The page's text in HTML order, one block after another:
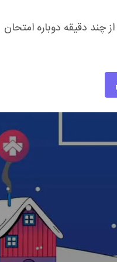
چند دقیقه دوباره امتحان